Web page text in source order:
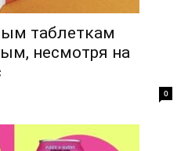
таблеткам
несмотря на
0